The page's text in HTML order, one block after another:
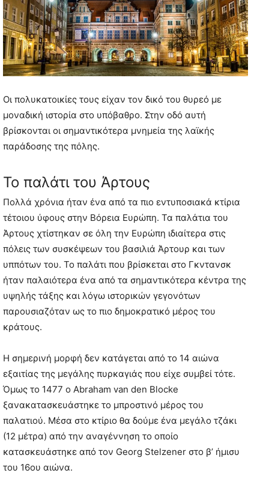
Οι πολυκατοικίες τους είχαν τον δικό του θυρεό με
μοναδική ιστορία στο υπόβαθρο. Στην οδό αυτή
βρίσκονται οι σημαντικότερα μνημεία της λαϊκής
παράδοσης της πόλης.
Το παλάτι του Άρτους
Πολλά χρόνια ήταν ένα από τα πιο εντυποσιακά κτίρια
τέτοιου ύφους στην Βόρεια Ευρώπη. Τα παλάτια του
Άρτους χτίστηκαν σε όλη την Ευρώπη ιδιαίτερα στις
πόλεις των συσκέψεων του βασιλιά Άρτουρ και των
υππότων του. Το παλάτι που βρίσκεται στο Γκντανσκ
ήταν παλαιότερα ένα από τα σημαντικότερα κέντρα της
υψηλής τάξης και λόγω ιστορικών γεγονότων
παρουσιαζόταν ως το πιο δημοκρατικό μέρος του
κράτους.
Η σημερινή μορφή δεν κατάγεται από το 14 αιώνα
εξαιτίας της μεγάλης πυρκαγιάς που είχε συμβεί τότε.
Όμως το 1477 ο Abraham van den Blocke
ξανακατασκευάστηκε το μπροστινό μέρος του
παλατιού. Μέσα στο κτίριο θα δούμε ένα μεγάλο τζάκι
(12 μέτρα) από την αναγέννηση το οποίο
κατασκευάστηκε από τον Georg Stelzener στο β’ ήμισυ
του 16ου αιώνα.